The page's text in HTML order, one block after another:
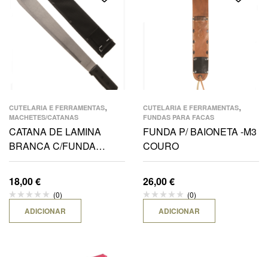
CUTELARIA E FERRAMENTAS,
MACHETES/CATANAS
CATANA DE LAMINA
BRANCA C/FUNDA
PRETA NYLON 58CM
18,00€
(0)
ADICIONAR
CUTELARIA E FERRAMENTAS,
FUNDAS PARA FACAS
FUNDA P/ BAIONETA -M3
COURO
26,00€
(0)
ADICIONAR